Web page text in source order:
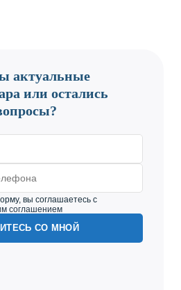
актуальные
или остались
вы соглашаетесь с
соглашением